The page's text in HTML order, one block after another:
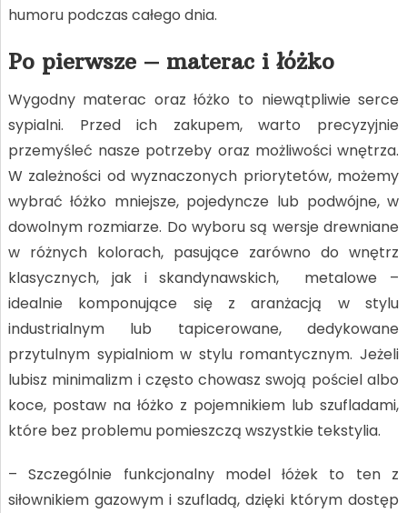
humoru podczas całego dnia.
Po pierwsze – materac i łóżko
Wygodny materac oraz łóżko to niewątpliwie serce
sypialni. Przed ich zakupem, warto precyzyjnie
przemyśleć nasze potrzeby oraz możliwości wnętrza.
W zależności od wyznaczonych priorytetów, możemy
wybrać łóżko mniejsze, pojedyncze lub podwójne, w
dowolnym rozmiarze. Do wyboru są wersje drewniane
w różnych kolorach, pasujące zarówno do wnętrz
klasycznych, jak i skandynawskich, metalowe –
idealnie komponujące się z aranżacją w stylu
industrialnym lub tapicerowane, dedykowane
przytulnym sypialniom w stylu romantycznym. Jeżeli
lubisz minimalizm i często chowasz swoją pościel albo
koce, postaw na łóżko z pojemnikiem lub szufladami,
które bez problemu pomieszczą wszystkie tekstylia.
– Szczególnie funkcjonalny model łóżek to ten z
siłownikiem gazowym i szufladą, dzięki którym dostęp